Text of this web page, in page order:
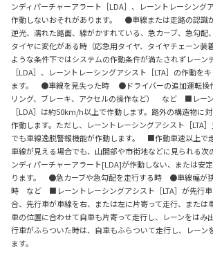
ンディパーチャーアラート［LDA］、レーントレーシング
作動しないおそれがあります。 ●車線または走路の認識が
逆光、濡れた路面、線がかすれている、急カーブ、急勾
タイヤに変化がある時（応急用タイヤ、タイヤチェーン
ような条件下ではシステムの作動条件が満たされずレーン
［LDA］、レーントレーシングアシスト［LTA］の作動を
ます。 ●車線を見失った時 ●ドライバーの追加運転操
リング、ブレーキ、アクセルの操作など） など ■レー
［LDA］は約50km/h以上で作動します。路外の構造物に
作動します。ただし、レーントレーシングアシスト［LTA
でも車線逸脱警報機能が作動します。 ■作動車速以上で
車線が見える場合でも、山間部や市街地などに見られる次
ンディパーチャーアラート[LDA]が作動しない、または安
ります。 ●急カーブや急勾配を走行する時 ●車線幅が
時 など ■レーントレーシングアシスト［LTA］が先行車
合、先行車が車線を右、または左に片寄って走行、または
車の位置に合わせて自車も片寄って走行し、レーンをはみ
行車がふらついた時は、自車もふらついて走行し、レーン
ます。